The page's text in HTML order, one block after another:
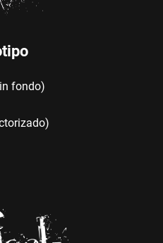
fondo)